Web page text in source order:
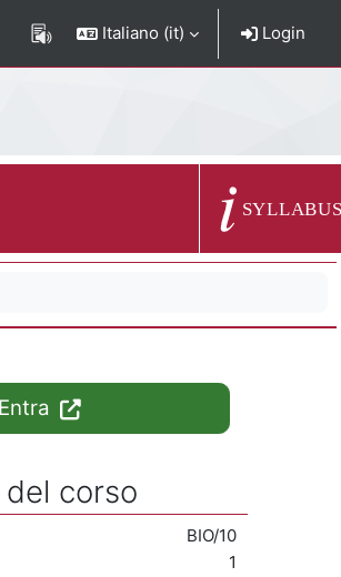
Italiano ‎(it)‎ Login
Descrizione del
SYLLABUS
Entra
corso
BIO/10
1